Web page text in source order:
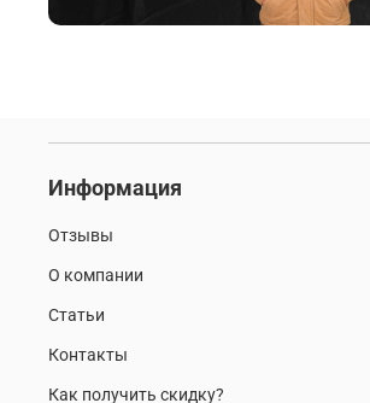
Информация
Отзывы
О компании
Статьи
Контакты
Как получить скидку?